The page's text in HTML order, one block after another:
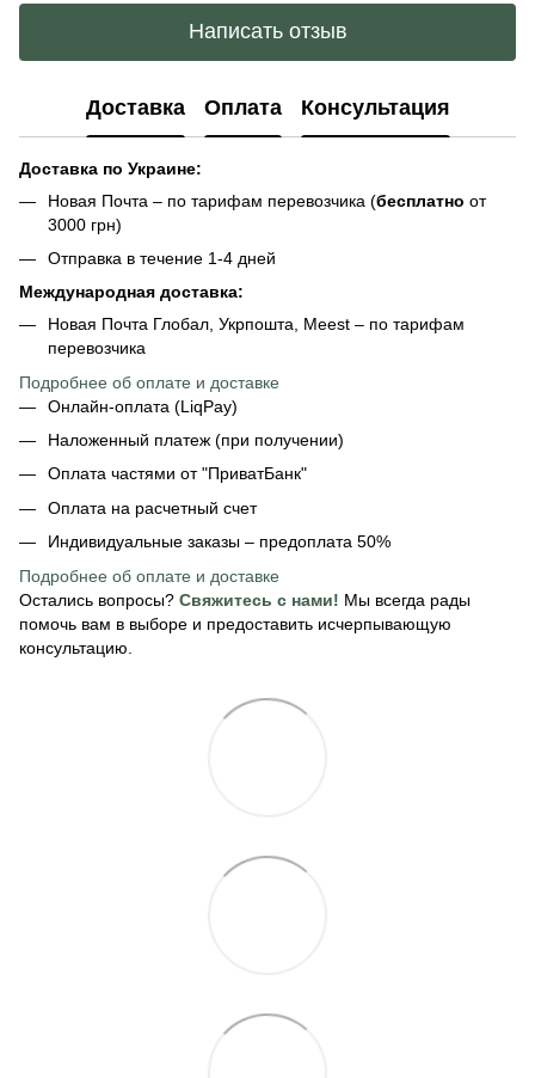
Написать отзыв
Доставка Оплата Консультация
Доставка по Украине:
Новая Почта – по тарифам перевозчика (бесплатно от
3000 грн)
Отправка в течение 1-4 дней
Международная доставка:
Новая Почта Глобал, Укрпошта, Meest – по тарифам
перевозчика
Подробнее об оплате и доставке
Онлайн-оплата (LiqPay)
Наложенный платеж (при получении)
Оплата частями от "ПриватБанк"
Оплата на расчетный счет
Индивидуальные заказы – предоплата 50%
Подробнее об оплате и доставке
Остались вопросы? Свяжитесь с нами! Мы всегда рады
помочь вам в выборе и предоставить исчерпывающую
консультацию.